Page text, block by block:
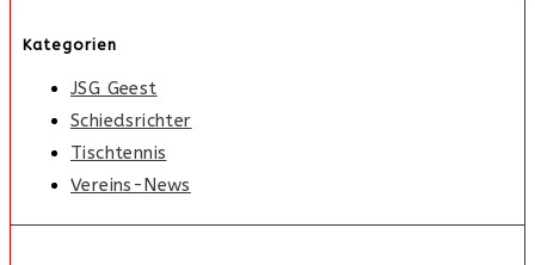
Kategorien
JSG Geest
Schiedsrichter
Tischtennis
Vereins-News